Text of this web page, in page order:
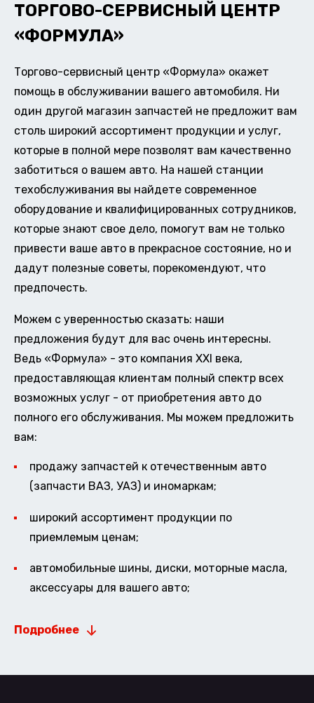
ТОРГОВО-СЕРВИСНЫЙ ЦЕНТР
«ФОРМУЛА»
Торгово-сервисный центр «Формула» окажет
помощь в обслуживании вашего автомобиля. Ни
один другой магазин запчастей не предложит вам
столь широкий ассортимент продукции и услуг,
которые в полной мере позволят вам качественно
заботиться о вашем авто. На нашей станции
техобслуживания вы найдете современное
оборудование и квалифицированных сотрудников,
которые знают свое дело, помогут вам не только
привести ваше авто в прекрасное состояние, но и
дадут полезные советы, порекомендуют, что
предпочесть.
Можем с уверенностью сказать: наши
предложения будут для вас очень интересны.
Ведь «Формула» - это компания XXI века,
предоставляющая клиентам полный спектр всех
возможных услуг - от приобретения авто до
полного его обслуживания. Мы можем предложить
вам:
продажу запчастей к отечественным авто
(запчасти ВАЗ, УАЗ) и иномаркам;
широкий ассортимент продукции по
приемлемым ценам;
автомобильные шины, диски, моторные масла,
аксессуары для вашего авто;
Подробнее